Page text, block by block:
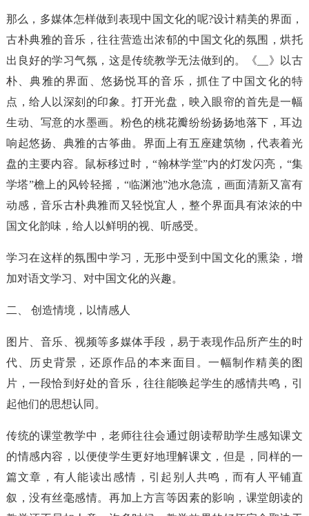
那么，多媒体怎样做到表现中国文化的呢?设计精美的界面，
古朴典雅的音乐，往往营造出浓郁的中国文化的氛围，烘托
出良好的学习气氛，这是传统教学无法做到的。《__》以古
朴、典雅的界面、悠扬悦耳的音乐，抓住了中国文化的特
点，给人以深刻的印象。打开光盘，映入眼帘的首先是一幅
生动、写意的水墨画。粉色的桃花瓣纷纷扬扬地落下，耳边
响起悠扬、典雅的古筝曲。界面上有五座建筑物，代表着光
盘的主要内容。鼠标移过时，“翰林学堂”内的灯发闪亮，“集
学塔”檐上的风铃轻摇，“临渊池”池水急流，画面清新又富有
动感，音乐古朴典雅而又轻悦宜人，整个界面具有浓浓的中
国文化韵味，给人以鲜明的视、听感受。
学习在这样的氛围中学习，无形中受到中国文化的熏染，增
加对语文学习、对中国文化的兴趣。
二、 创造情境，以情感人
图片、音乐、视频等多媒体手段，易于表现作品所产生的时
代、历史背景，还原作品的本来面目。一幅制作精美的图
片，一段恰到好处的音乐，往往能唤起学生的感情共鸣，引
起他们的思想认同。
传统的课堂教学中，老师往往会通过朗读帮助学生感知课文
的情感内容，以便使学生更好地理解课文，但是，同样的一
篇文章，有人能读出感情，引起别人共鸣，而有人平铺直
叙，没有丝毫感情。再加上方言等因素的影响，课堂朗读的